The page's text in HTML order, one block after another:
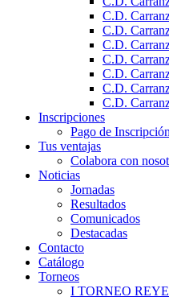
C.D.
C.D.
C.D.
C.D.
C.D.
C.D.
C.D.
Inscripciones
Pago de Inscripción
Tus ventajas
Colabora con
Noticias
Jornadas
Resultados
Comunicados
Destacadas
Contacto
Catálogo
Torneos
I TORNEO